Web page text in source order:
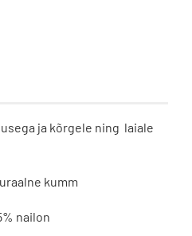
ja kõrgele ning laiale
kumm
nailon